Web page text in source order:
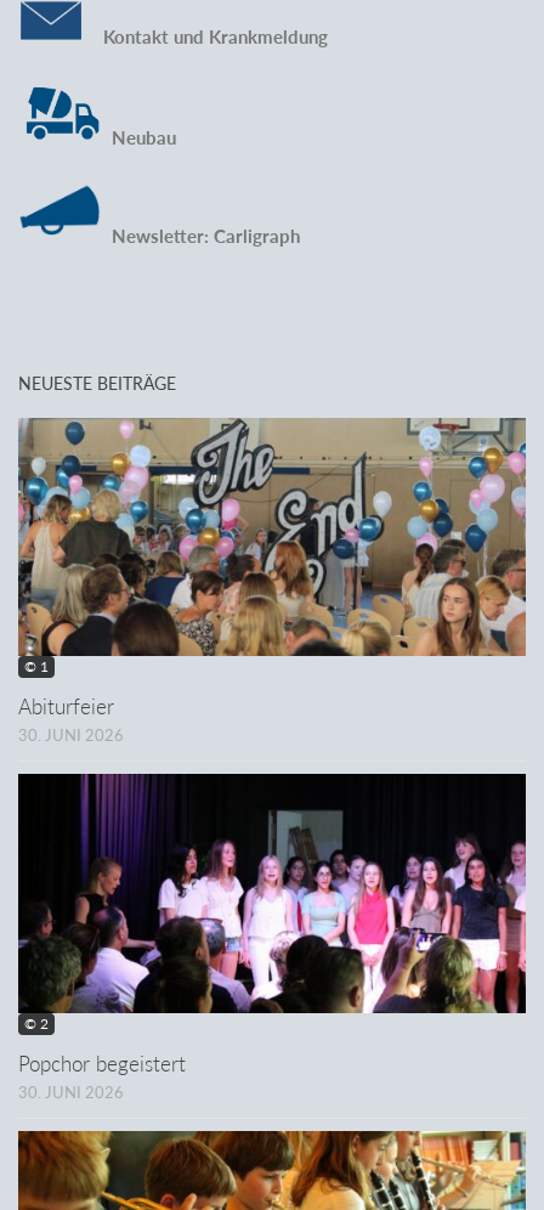
Kontakt und Krankmeldung
Neubau
Newsletter: Carligraph
NEUESTE BEITRÄGE
© 1
Abiturfeier
30. JUNI 2026
© 2
Popchor begeistert
30. JUNI 2026